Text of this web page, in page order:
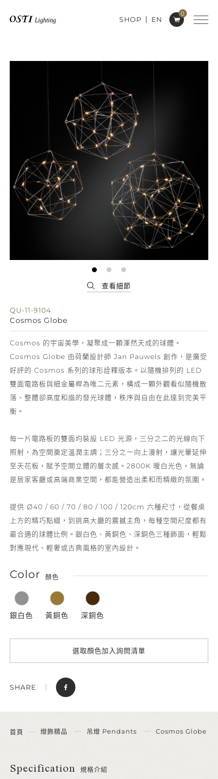
0
SHOP EN
QU-11-9104
Cosmos Globe
Cosmos 的宇宙美學，凝聚成一顆渾然天成的球體。
Cosmos Globe 由荷蘭設計師 Jan Pauwels 創作，是廣受
好評的 Cosmos 系列的球形詮釋版本。以隨機排列的 LED
雙面電路板與細金屬桿為唯二元素，構成一顆外觀看似隨機散
落、整體卻高度和諧的發光球體，秩序與自由在此達到完美平
衡。
每一片電路板的雙面均裝設 LED 光源，三分之二的光線向下
照射，為空間奠定溫潤主調；三分之一向上漫射，讓光暈延伸
至天花板，賦予空間立體的層次感。2800K 暖白光色，無論
是居家客廳或高端商業空間，都能營造出柔和而精緻的氛圍。
提供 Ø40 / 60 / 70 / 80 / 100 / 120cm 六種尺寸，從餐桌
上方的精巧點綴，到挑高大廳的震撼主角，每種空間尺度都有
最合適的球體比例。銀白色、黃銅色、深銅色三種飾面，輕鬆
對應現代、輕奢或古典風格的室內設計。
Color 顏色
銀白色 黃銅色 深銅色
選取顏色加入詢問清單
SHARE
首頁 燈飾精品 吊燈 Pendants Cosmos Globe
Specification 規格介紹